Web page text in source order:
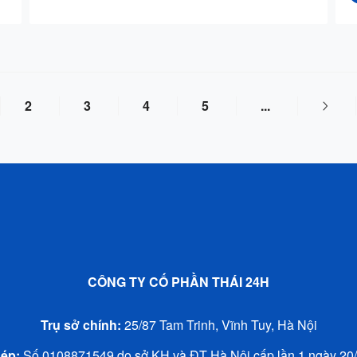
2 3 4 5 ...
CÔNG TY CỐ PHẦN THÁI 24H
Trụ sở chính: 25/87 Tam Trinh, Vĩnh Tuy, Hà Nội